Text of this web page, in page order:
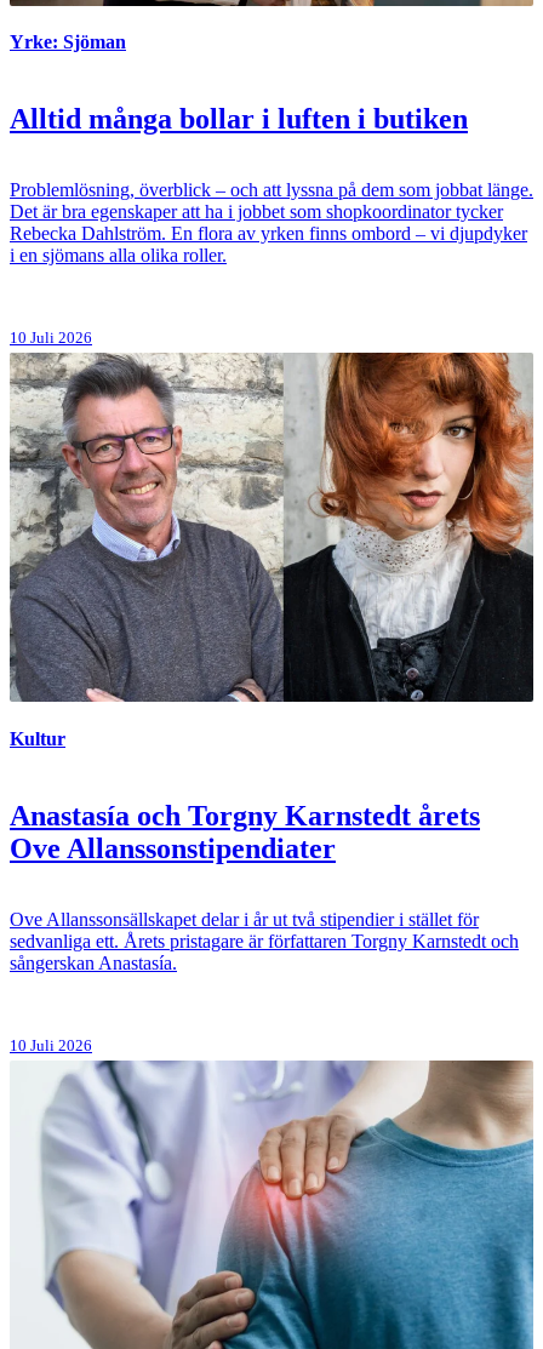
Yrke: Sjöman
Alltid många bollar i luften i butiken
Problemlösning, överblick – och att lyssna på dem som jobbat länge.
Det är bra egenskaper att ha i jobbet som shopkoordinator tycker
Rebecka Dahlström. En flora av yrken finns ombord – vi djupdyker
i en sjömans alla olika roller.
10 Juli 2026
Kultur
Anastasía och Torgny Karnstedt årets
Ove Allanssonstipendiater
Ove Allanssonsällskapet delar i år ut två stipendier i stället för
sedvanliga ett. Årets pristagare är författaren Torgny Karnstedt och
sångerskan Anastasía.
10 Juli 2026